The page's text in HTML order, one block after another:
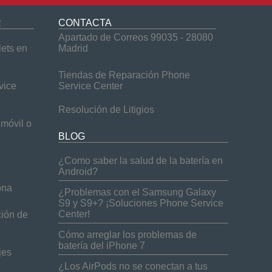
en
o
de
CONTACTA
Apartado de Correos 99035 - 28080
Madrid
Tiendas de Reparación Phone
Service Center
Resolución de Litigios
BLOG
¿Como saber la salud de la batería en
Android?
¿Problemas con el Samsung Galaxy
S9 y S9+? ¡Soluciones Phone Service
Center!
Cómo arreglar los problemas de
batería del iPhone 7
¿Los AirPods no se conectan a tus